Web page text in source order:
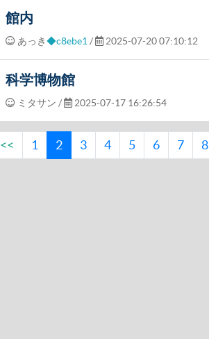
館内
あっき◆c8ebe1 / 2025-07-20 07:10:12
科学博物館
ミタサン / 2025-07-17 16:26:54
<< 1 2 3 4 5 6 7 8